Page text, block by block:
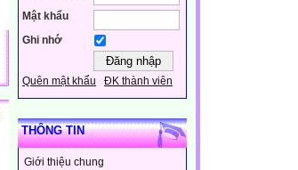
Mật khẩu
Ghi nhớ
Quên mật khẩu ĐK thành viên
THÔNG TIN
Giới thiệu chung